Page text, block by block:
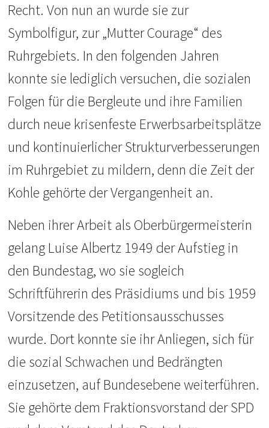
Recht. Von nun an wurde sie zur
Symbolfigur, zur „Mutter Courage“ des
Ruhrgebiets. In den folgenden Jahren
konnte sie lediglich versuchen, die sozialen
Folgen für die Bergleute und ihre Familien
durch neue krisenfeste Erwerbsarbeitsplätze
und kontinuierlicher Strukturverbesserungen
im Ruhrgebiet zu mildern, denn die Zeit der
Kohle gehörte der Vergangenheit an.
Neben ihrer Arbeit als Oberbürgermeisterin
gelang Luise Albertz 1949 der Aufstieg in
den Bundestag, wo sie sogleich
Schriftführerin des Präsidiums und bis 1959
Vorsitzende des Petitionsausschusses
wurde. Dort konnte sie ihr Anliegen, sich für
die sozial Schwachen und Bedrängten
einzusetzen, auf Bundesebene weiterführen.
Sie gehörte dem Fraktionsvorstand der SPD